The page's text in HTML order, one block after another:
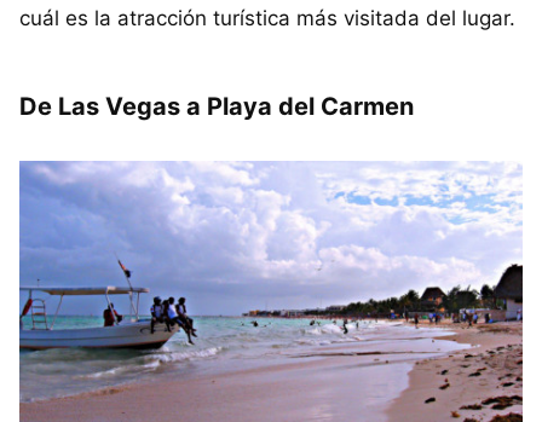
cuál es la atracción turística más visitada del lugar.
De Las Vegas a Playa del Carmen